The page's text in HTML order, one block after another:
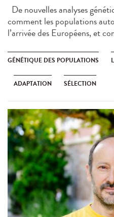
De nouvelles analyses
comment les populations
l’arrivée des Européens, et
GÉNÉTIQUE DES POPULATIONS
ADAPTATION SÉLECTION